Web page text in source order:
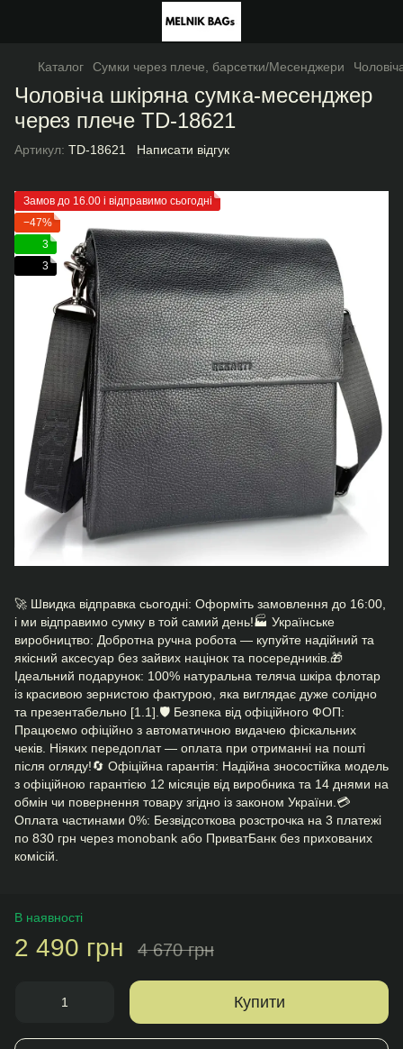
Каталог Сумки через плече, барсетки/Месенджери
Чоловіча шкіряна сумка-месенджер
через плече TD-18621
Артикул: TD-18621 Написати відгук
Замов до 16.00 і відправимо сьогодні
−47%
3
3
🚀 Швидка відправка сьогодні: Оформіть замовлення до 16:00,
і ми відправимо сумку в той самий день!🏭 Українське
виробництво: Добротна ручна робота — купуйте надійний та
якісний аксесуар без зайвих націнок та посередників.🎁
Ідеальний подарунок: 100% натуральна теляча шкіра флотар
із красивою зернистою фактурою, яка виглядає дуже солідно
та презентабельно [1.1].🛡️ Безпека від офіційного ФОП:
Працюємо офіційно з автоматичною видачею фіскальних
чеків. Ніяких передоплат — оплата при отриманні на пошті
після огляду!🔄 Офіційна гарантія: Надійна зносостійка модель
з офіційною гарантією 12 місяців від виробника та 14 днями на
обмін чи повернення товару згідно із законом України.💳
Оплата частинами 0%: Безвідсоткова розстрочка на 3 платежі
по 830 грн через monobank або ПриватБанк без прихованих
комісій.
В наявності
2 490 грн 4 670 грн
Купити